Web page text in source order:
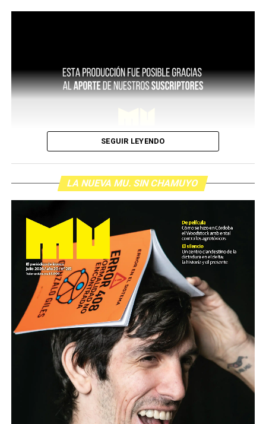
SEGUIR LEYENDO
LA NUEVA MU. SIN CHAMUYO